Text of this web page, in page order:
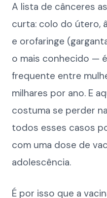
A lista de cânceres
curta: colo do útero,
e orofaringe
o mais conhecido —
frequente entre
milhares por ano. E
costuma se perder
todos esses casos
com uma dose de
adolescência.
É por isso que a